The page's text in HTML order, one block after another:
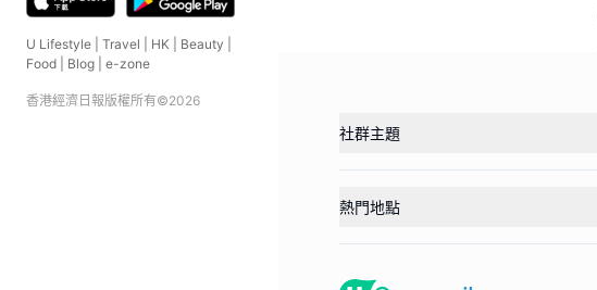
U Lifestyle Travel HK Beauty
Food
Blog e-zone
香港經濟日報版權所有©2026
社群主題
熱門地點